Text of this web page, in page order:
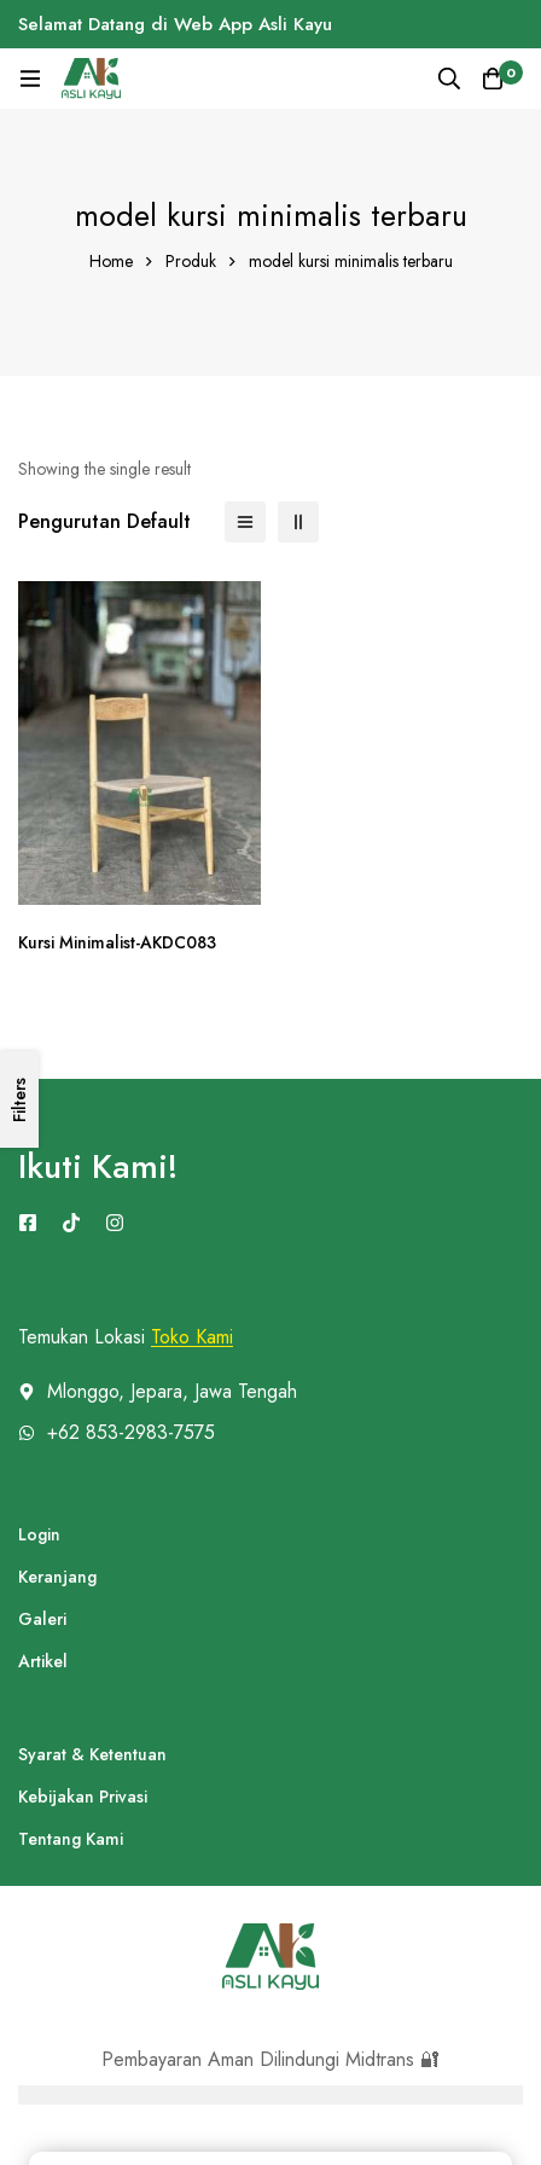
Selamat Datang di Web App Asli Kayu
0
model kursi minimalis terbaru
Home Produk model kursi minimalis terbaru
Filters
Showing the single result
Pengurutan Default
Kursi Minimalist-AKDC083
Temukan Lokasi Toko Kami
Mlonggo, Jepara, Jawa Tengah
+62 853-2983-7575
Login
Keranjang
Galeri
Artikel
Syarat & Ketentuan
Kebijakan Privasi
Tentang Kami
Ikuti Kami!
Pembayaran Aman Dilindungi Midtrans 🔐